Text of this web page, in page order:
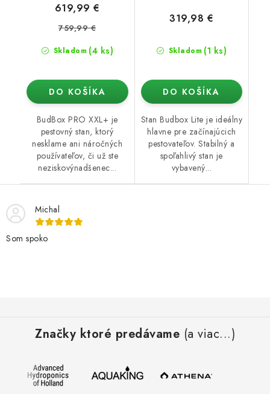
Skladom (4 ks)
619,99 €
759,99 €
DO KOŠÍKA
BudBox PRO XXL+ je
pestovný stan, ktorý
nesklame ani náročných
používateľov, či už ste
neziskovýnadšenec...
Skladom (1 ks)
319,98 €
DO KOŠÍKA
Stan Budbox Lite je ideálny
hlavne pre začínajúcich
pestovateľov. Stabilný a
spoľahlivý stan je
vybavený...
Michal
Som spoko
Značky ktoré predávame (a viac...)